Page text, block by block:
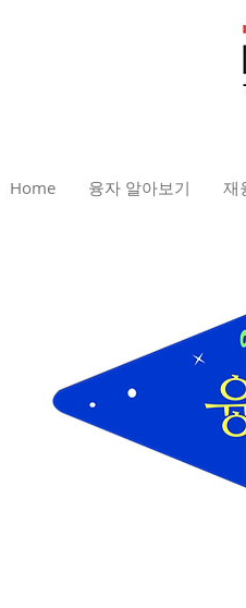
Home 융자 알아보기 재